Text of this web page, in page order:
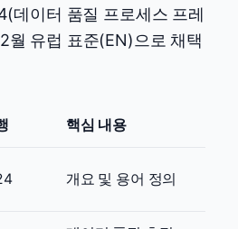
데이터 품질 프로세스 프레
월 유럽 표준(EN)으로 채택
핵심 내용
개요 및 용어 정의